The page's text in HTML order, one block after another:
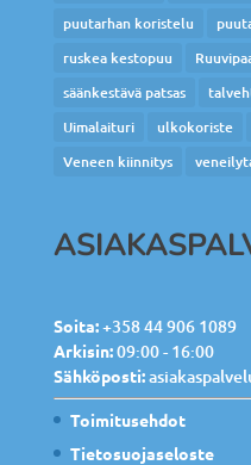
puutarhan koristelu
ruskea kestopuu
säänkestävä patsas
Uimalaituri
ulkokoriste
Veneen kiinnitys
Soita:+358 44 906 1089
Arkisin:09:00 - 16:00
Sähköposti:
Toimitusehdot
Tietosuojaseloste